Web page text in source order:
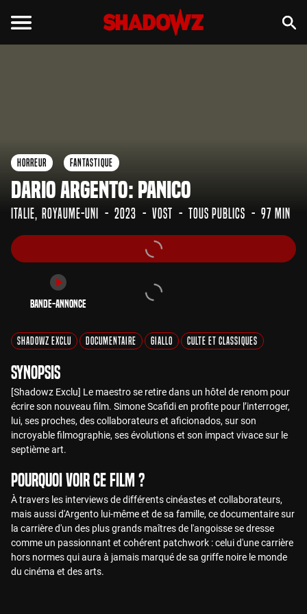
Horreur Fantastique
Dario Argento: Panico
Italie Royaume-Uni 2023 VOST Tous Publics 97 min
Bande-annonce
Shadowz Exclu Documentaire Giallo Culte et Classiques
Synopsis
[Shadowz Exclu] Le maestro se retire dans un hôtel de renom pour
écrire son nouveau film. Simone Scafidi en profite pour l’interroger,
lui, ses proches, des collaborateurs et aficionados, sur son
incroyable filmographie, ses évolutions et son impact vivace sur le
septième art.
Pourquoi voir ce film ?
À travers les interviews de différents cinéastes et collaborateurs,
mais aussi d'Argento lui-même et de sa famille, ce documentaire sur
la carrière d'un des plus grands maîtres de l'angoisse se dresse
comme un passionnant et cohérent patchwork : celui d'une carrière
hors normes qui aura à jamais marqué de sa griffe noire le monde
du cinéma et des arts.